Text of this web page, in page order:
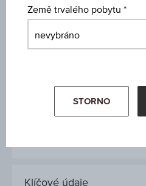
Maximum
25.957,750
Minimum
Zobchodovaný objem (kusy)
2.409.280
Klíčové údaje
Země trvalého pobytu
STORNO